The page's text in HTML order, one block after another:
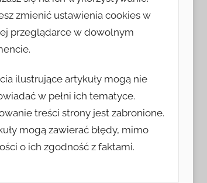
zmienić ustawienia cookies w
przeglądarce w dowolnym
ilustrujące artykuły mogą nie
w pełni ich tematyce.
treści strony jest zabronione.
mogą zawierać błędy, mimo
o ich zgodność z faktami.